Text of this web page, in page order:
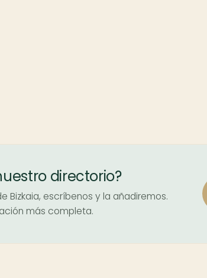
directorio?
Bizkaia, escríbenos y la añadiremos.
más completa.